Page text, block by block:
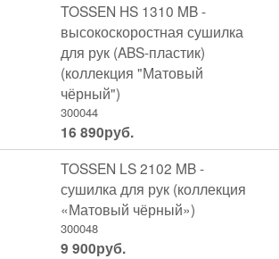
TOSSEN HS 1310 MB -
высокоскоростная сушилка
для рук (ABS-пластик)
(коллекция "Матовый
чёрный")
300044
16 890руб.
TOSSEN LS 2102 MB -
сушилка для рук (коллекция
«Матовый чёрный»)
300048
9 900руб.